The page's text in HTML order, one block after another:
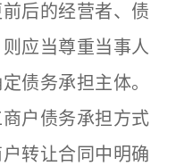
后的经营者、债
应当尊重当事人
债务承担主体。
户债务承担方式
转让合同中明确